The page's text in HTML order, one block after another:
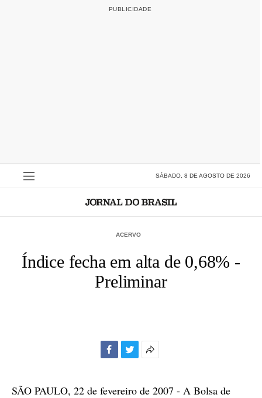
SÁBADO, 8 DE AGOSTO DE 2026
ACERVO
Índice fecha em alta de 0,68% -
Preliminar
compartilhamento
SÃO PAULO, 22 de fevereiro de 2007 - A Bolsa de